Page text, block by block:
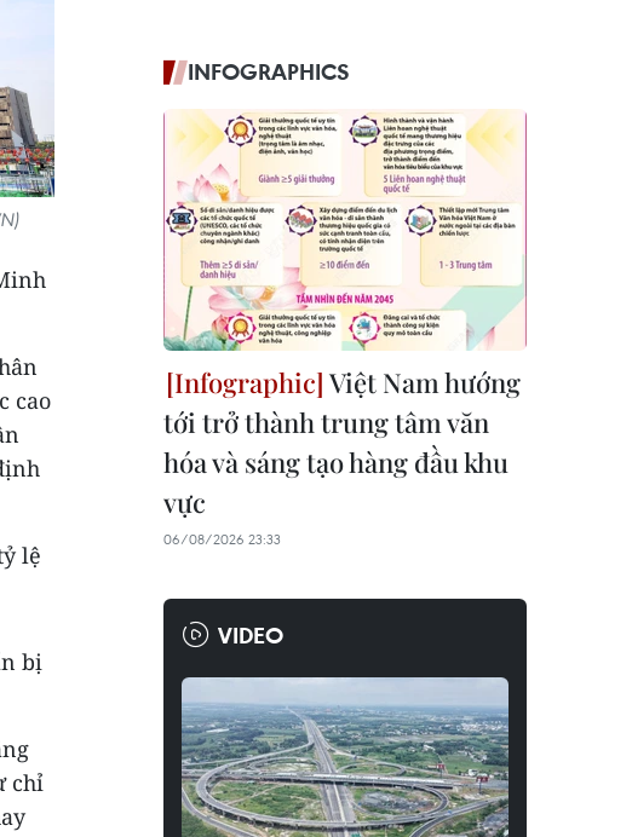
cao
lệ
bị
chỉ
INFOGRAPHICS
Việt Nam hướng
tới trở thành trung tâm văn
hóa và sáng tạo hàng đầu khu
vực
06/08/2026 23:33
VIDEO